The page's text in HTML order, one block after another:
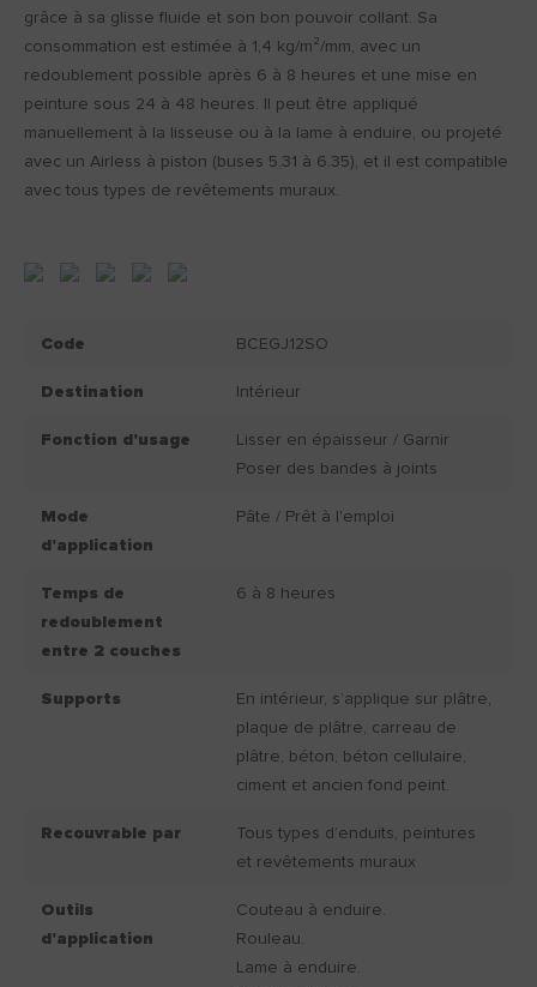
grâce à sa glisse fluide et son bon pouvoir collant. Sa
consommation est estimée à 1,4 kg/m²/mm, avec un
redoublement possible après 6 à 8 heures et une mise en
peinture sous 24 à 48 heures. Il peut être appliqué
manuellement à la lisseuse ou à la lame à enduire, ou projeté
avec un Airless à piston (buses 5.31 à 6.35), et il est compatible
avec tous types de revêtements muraux.
Code BCEGJ12SO
Destination Intérieur
Fonction d'usage
Lisser en épaisseur / Garnir
Poser des bandes à joints
Mode
d'application
Pâte / Prêt à l'emploi
Temps de
redoublement
entre 2 couches
6 à 8 heures
Supports
En intérieur, s’applique sur plâtre,
plaque de plâtre, carreau de
plâtre, béton, béton cellulaire,
ciment et ancien fond peint.
Recouvrable par
Tous types d’enduits, peintures
et revêtements muraux
Outils
d'application
Couteau à enduire.
Rouleau.
Lame à enduire.